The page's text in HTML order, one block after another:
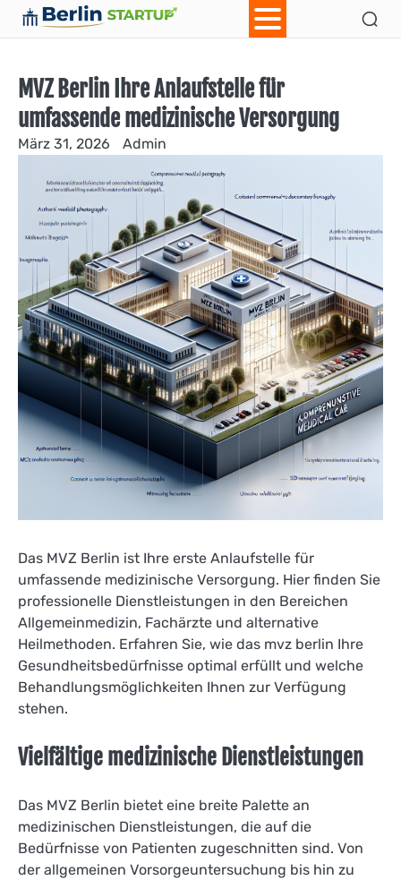
Skip
MVZ Berlin Ihre Anlaufstelle für
umfassende medizinische Versorgung
März 31, 2026 Admin
Das MVZ Berlin ist Ihre erste Anlaufstelle für
umfassende medizinische Versorgung. Hier finden Sie
professionelle Dienstleistungen in den Bereichen
Allgemeinmedizin, Fachärzte und alternative
Heilmethoden. Erfahren Sie, wie das mvz berlin Ihre
Gesundheitsbedürfnisse optimal erfüllt und welche
Behandlungsmöglichkeiten Ihnen zur Verfügung
stehen.
Vielfältige medizinische Dienstleistungen
Das MVZ Berlin bietet eine breite Palette an
medizinischen Dienstleistungen, die auf die
Bedürfnisse von Patienten zugeschnitten sind. Von
der allgemeinen Vorsorgeuntersuchung bis hin zu